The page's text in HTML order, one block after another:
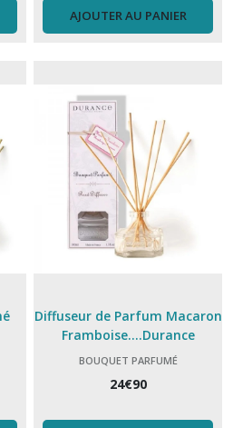
AJOUTER AU PANIER
Diffuseur de Parfum Macaron
Framboise....Durance
BOUQUET PARFUMÉ
24€90